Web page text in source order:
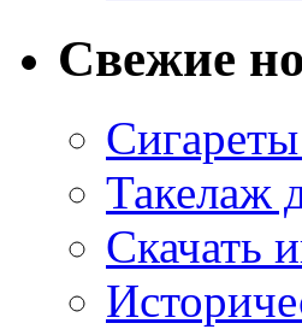
Свежие
Такелаж
Скачать